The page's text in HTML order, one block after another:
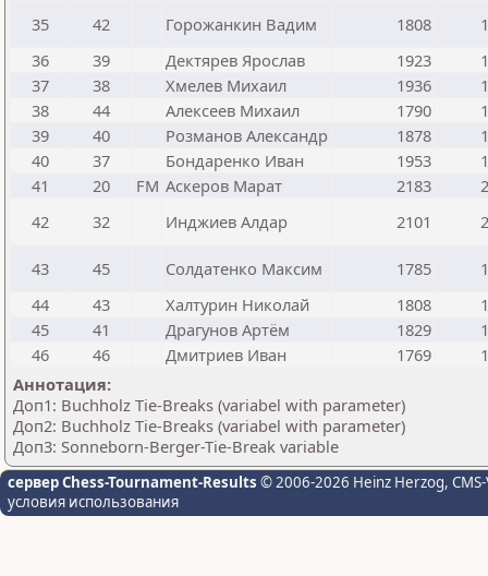
35
42 Горожанкин Вадим 1808
36
39 Дектярев Ярослав 1923
37
38 Хмелев Михаил 1936
38
44 Алексеев Михаил 1790
39
40 Розманов Александр 1878
40
37 Бондаренко Иван 1953
41
20 FM Аскеров Марат 2183
42
32 Инджиев Алдар 2101
43 45 Солдатенко Максим 1785
44
43 Халтурин Николай 1808
45
41 Драгунов Артём 1829
46
46 Дмитриев Иван 1769
Аннотация:
Доп1: Buchholz Tie-Breaks (variabel with parameter)
Доп2: Buchholz Tie-Breaks (variabel with parameter)
Доп3: Sonneborn-Berger-Tie-Break variable
сервер Chess-Tournament-Results © 2006-2026 Heinz Herzog,
условия использования